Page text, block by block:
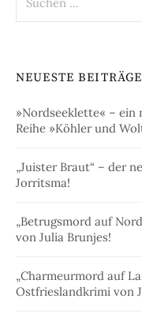
nach:
NEUESTE BEITRÄGE
»Nordseeklette« – ein
Reihe »Köhler und
„Juister Braut“ – der
Jorritsma!
„Betrugsmord auf
von Julia Brunjes!
„Charmeurmord auf
Ostfrieslandkrimi von